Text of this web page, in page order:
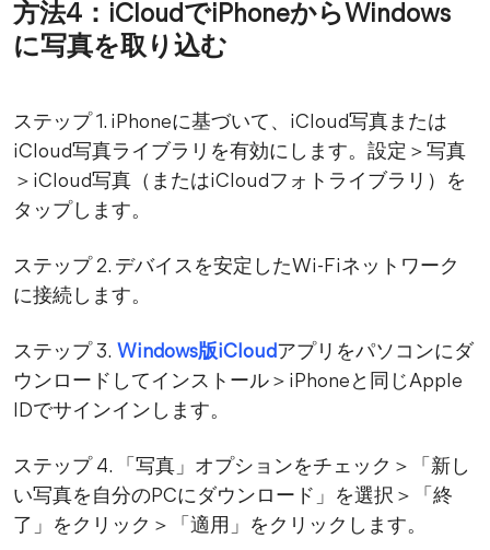
方法4：iCloudでiPhoneからWindows
に写真を取り込む
ステップ 1. iPhoneに基づいて、iCloud写真または
iCloud写真ライブラリを有効にします。設定＞写真
＞iCloud写真（またはiCloudフォトライブラリ）を
タップします。
ステップ 2. デバイスを安定したWi-Fiネットワーク
に接続します。
ステップ 3. Windows版iCloudアプリをパソコンにダ
ウンロードしてインストール＞iPhoneと同じApple
IDでサインインします。
ステップ 4. 「写真」オプションをチェック＞「新し
い写真を自分のPCにダウンロード」を選択＞「終
了」をクリック＞「適用」をクリックします。